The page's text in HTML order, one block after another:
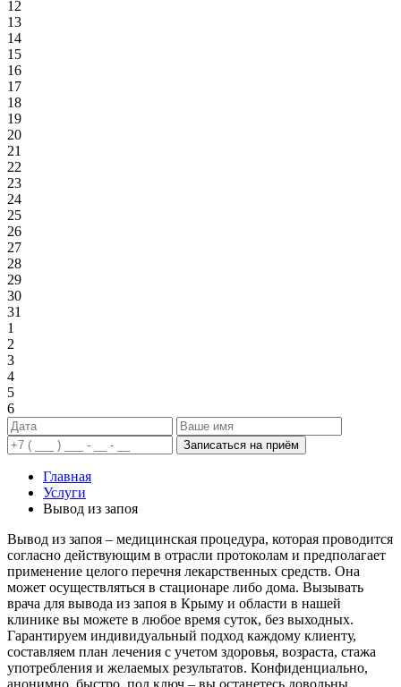
12
13
14
15
16
17
18
19
20
21
22
23
24
25
26
27
28
29
30
31
1
2
3
4
5
6
Записаться на приём
Главная
Услуги
Вывод из запоя
Вывод из запоя – медицинская процедура, которая проводится
согласно действующим в отрасли протоколам и предполагает
применение целого перечня лекарственных средств. Она
может осуществляться в стационаре либо дома. Вызывать
врача для вывода из запоя в Крыму и области в нашей
клинике вы можете в любое время суток, без выходных.
Гарантируем индивидуальный подход каждому клиенту,
составляем план лечения с учетом здоровья, возраста, стажа
употребления и желаемых результатов. Конфиденциально,
анонимно, быстро, под ключ – вы останетесь довольны